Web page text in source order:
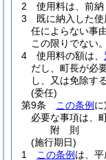
2
使用料は、前納
3
既に納入した使
任によらない事
この限りでない。
4
使用料の額は、
だし、町長が必
し、又は免除す
(委任)
第9条
この条例 に
必要な事項は、
附 則
(施行期日)
1
この条例 は、平